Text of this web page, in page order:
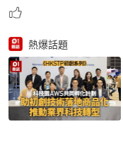
熱爆話題